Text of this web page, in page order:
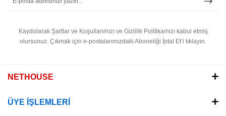
Kaydolarak Şartlar ve Koşullarımızı ve Gizlilik Politikamızı kabul etmiş
olursunuz. Çıkmak için e-postalarımızdaki Aboneliği İptal Et’i tıklayın.
NETHOUSE
ÜYE İŞLEMLERİ